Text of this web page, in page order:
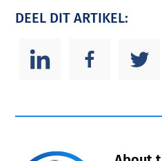
DEEL DIT ARTIKEL: